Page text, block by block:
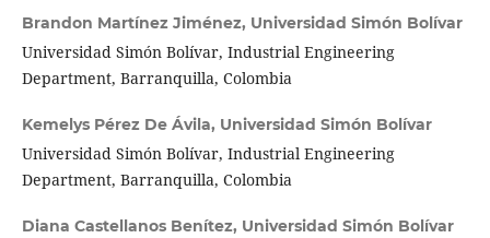
Brandon Martínez Jiménez, Universidad Simón Bolívar
Universidad Simón Bolívar, Industrial Engineering
Department, Barranquilla, Colombia
Kemelys Pérez De Ávila, Universidad Simón Bolívar
Universidad Simón Bolívar, Industrial Engineering
Department, Barranquilla, Colombia
Diana Castellanos Benítez, Universidad Simón Bolívar